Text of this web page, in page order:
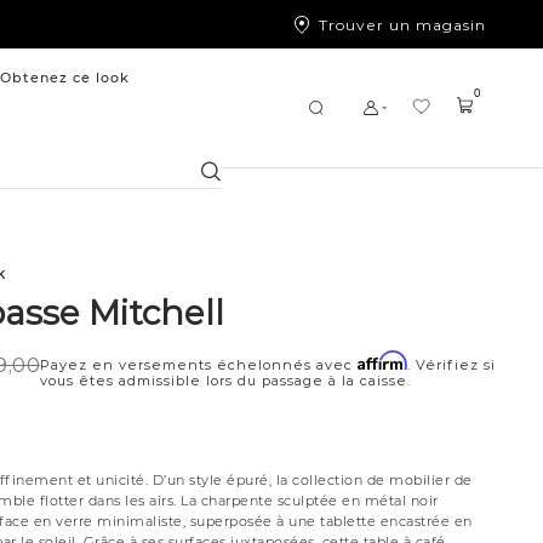
Trouver un magasin
Obtenez ce look
Chercher
0
Mitchell
Payez en versements échelonnés avecAffirm. Vérifiez si
vous êtes admissible lors du passage à la caisse.
et unicité. D’un style épuré, la collection de mobilier de
flotter dans les airs. La charpente sculptée en métal noir
en verre minimaliste, superposée à une tablette encastrée en